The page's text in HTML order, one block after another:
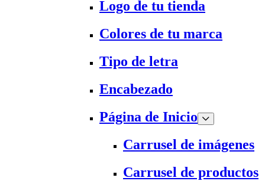
Logo de tu tienda
Colores de tu marca
Tipo de letra
Encabezado
Página de Inicio
Carrusel de imágenes
Carrusel de productos